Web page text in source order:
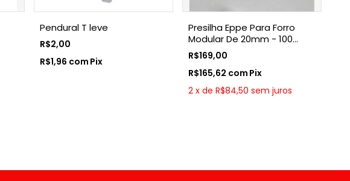
Pendural T leve
R$2,00
R$1,96 com Pix
Presilha Eppe Para Forro
Modular De 20mm - 100
Unidades
R$169,00
R$165,62 com Pix
2 x de R$84,50 sem juros